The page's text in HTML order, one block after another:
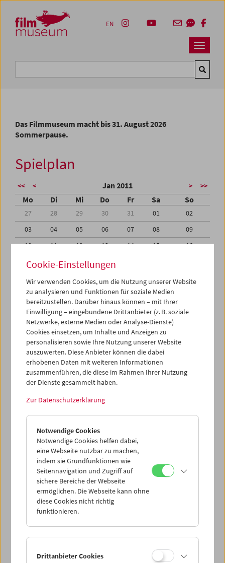
Zum Inhalt
Zum Hauptmenü
Zur Servicenavigation
Zum Suche
Navbar
EN
Das Filmmuseum macht bis 31. August 2026
Sommerpause.
Spielplan
<< < Jan 2011 > >>
Mo Di Mi Do Fr Sa So
27 28 29 30 31 01
02
03
04 05 06 07 08
09
10
11 12 13 14 15
16
17
18 19 20
24
26 28
30
31
01 02 03 04 05
iCalender
Programmheft-PDF
English language or subtitles
< Vorherige Woche
Mo 24.1.
Di 25.1.
Mi 26.1.
Do 27.1.
Sa 29.1.
Cookie-Einstellungen
Wir verwenden Cookies, um die Nutzung unserer Website
zu analysieren und Funktionen für soziale Medien
bereitzustellen. Darüber hinaus können – mit Ihrer
Einwilligung – eingebundene Drittanbieter (z. B. soziale
Netzwerke, externe Medien oder Analyse-Dienste)
Cookies einsetzen, um Inhalte und Anzeigen zu
personalisieren sowie Ihre Nutzung unserer Website
auszuwerten. Diese Anbieter können die dabei
erhobenen Daten mit weiteren Informationen
zusammenführen, die diese im Rahmen Ihrer Nutzung
der Dienste gesammelt haben.
Zur Datenschutzerklärung
Notwendige Cookies
Notwendige Cookies helfen dabei,
eine Webseite nutzbar zu machen,
indem sie Grundfunktionen wie
Seitennavigation und Zugriff auf
sichere Bereiche der Webseite
ermöglichen. Die Webseite kann ohne
diese Cookies nicht richtig
funktionieren.
Drittanbieter Cookies